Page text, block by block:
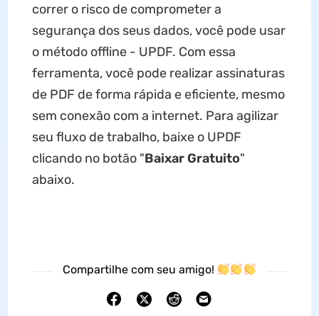
correr o risco de comprometer a
segurança dos seus dados, você pode usar
o método offline - UPDF. Com essa
ferramenta, você pode realizar assinaturas
de PDF de forma rápida e eficiente, mesmo
sem conexão com a internet. Para agilizar
seu fluxo de trabalho, baixe o UPDF
clicando no botão "Baixar Gratuito"
abaixo.
Compartilhe com seu amigo!